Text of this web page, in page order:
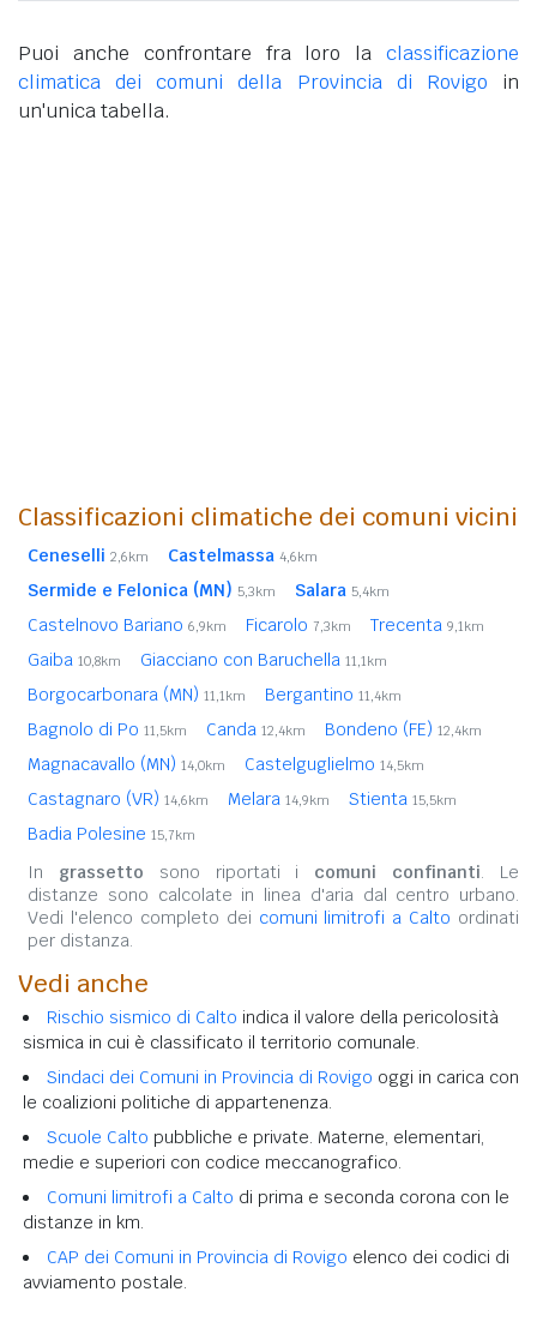
Puoi anche confrontare fra loro la classificazione
climatica dei comuni della Provincia di Rovigo in
un'unica tabella.
Classificazioni climatiche dei comuni vicini
Ceneselli 2,6km Castelmassa 4,6km
Sermide e Felonica (MN) 5,3km Salara 5,4km
Castelnovo Bariano 6,9km Ficarolo 7,3km Trecenta 9,1km
Gaiba 10,8km Giacciano con Baruchella 11,1km
Borgocarbonara (MN) 11,1km Bergantino 11,4km
Bagnolo di Po 11,5km Canda 12,4km Bondeno (FE) 12,4km
Magnacavallo (MN) 14,0km Castelguglielmo 14,5km
Castagnaro (VR) 14,6km Melara 14,9km Stienta 15,5km
Badia Polesine 15,7km
In grassetto sono riportati i comuni confinanti. Le
distanze sono calcolate in linea d'aria dal centro urbano.
Vedi l'elenco completo dei comuni limitrofi a Calto ordinati
per distanza.
Vedi anche
Rischio sismico di Calto indica il valore della pericolosità
sismica in cui è classificato il territorio comunale.
Sindaci dei Comuni in Provincia di Rovigo oggi in carica con
le coalizioni politiche di appartenenza.
Scuole Calto pubbliche e private. Materne, elementari,
medie e superiori con codice meccanografico.
Comuni limitrofi a Calto di prima e seconda corona con le
distanze in km.
CAP dei Comuni in Provincia di Rovigo elenco dei codici di
avviamento postale.